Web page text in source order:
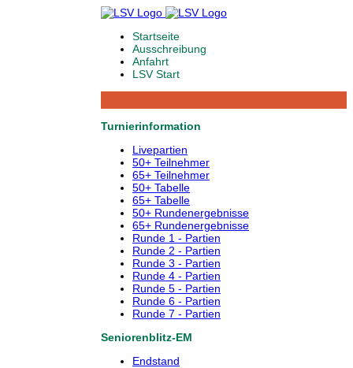
Startseite
Ausschreibung
Anfahrt
LSV Start
Turnierinformation
Livepartien
50+ Teilnehmer
65+ Teilnehmer
50+ Tabelle
65+ Tabelle
50+ Rundenergebnisse
65+ Rundenergebnisse
Runde 1 - Partien
Runde 2 - Partien
Runde 3 - Partien
Runde 4 - Partien
Runde 5 - Partien
Runde 6 - Partien
Runde 7 - Partien
Seniorenblitz-EM
Endstand